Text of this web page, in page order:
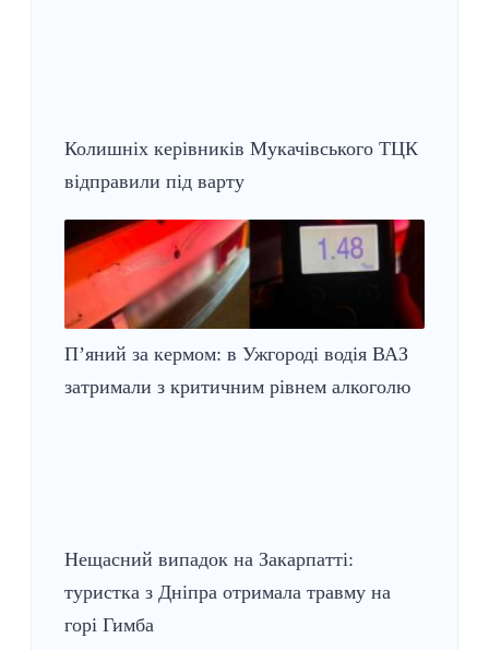
Колишніх керівників Мукачівського ТЦК
відправили під варту
П’яний за кермом: в Ужгороді водія ВАЗ
затримали з критичним рівнем алкоголю
Нещасний випадок на Закарпатті:
туристка з Дніпра отримала травму на
горі Гимба